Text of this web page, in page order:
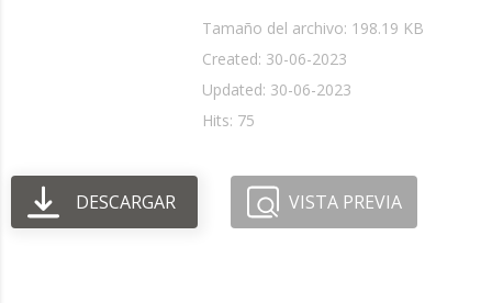
Tamaño del archivo: 198.19 KB
Created: 30-06-2023
Updated: 30-06-2023
Hits: 75
DESCARGAR VISTA PREVIA